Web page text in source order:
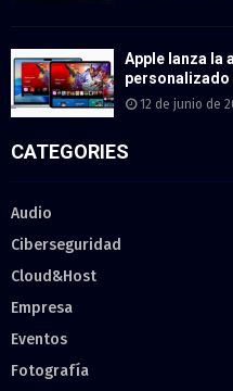
Apple lanza la
personalizado
12 de junio de
CATEGORIES
Audio
Ciberseguridad
Cloud&Host
Empresa
Eventos
Fotografía